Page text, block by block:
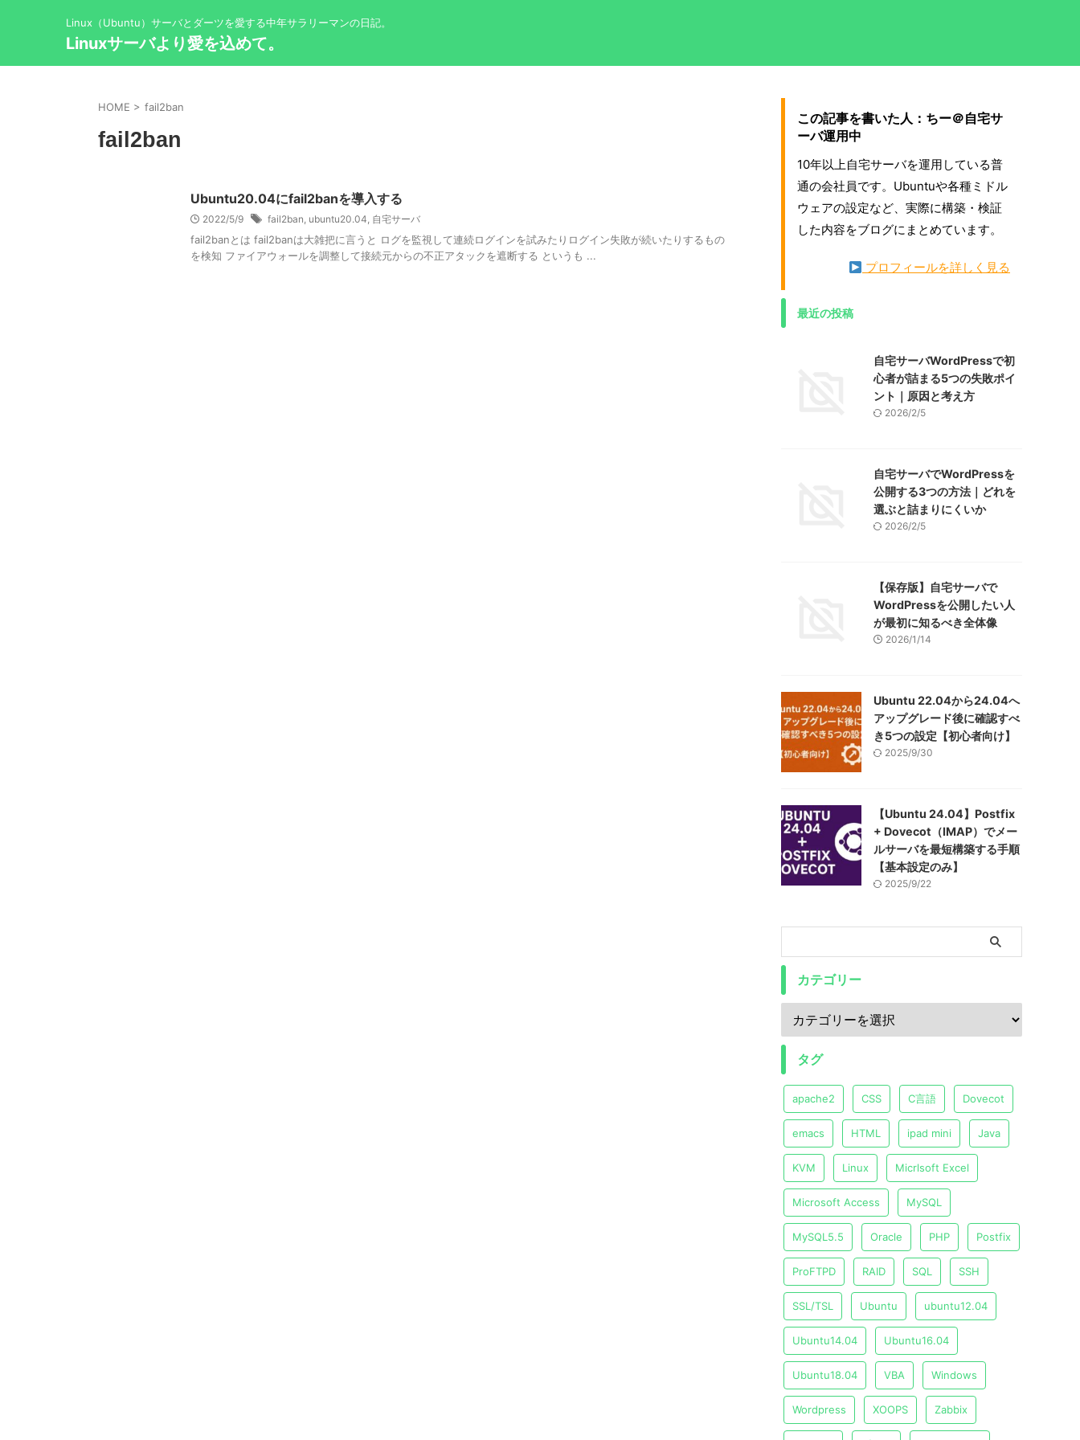
Linux（Ubuntu）サーバとダーツを愛する中年サラリーマンの日記。
Linuxサーバより愛を込めて。
HOME > fail2ban
fail2ban
Ubuntu20.04にfail2banを導入する
2022/5/9 fail2ban, ubuntu20.04, 自宅サーバ
fail2banとは fail2banは大雑把に言うと ログを監視して連続ログインを試みたりログイン失敗が続いたりするもの
を検知 ファイアウォールを調整して接続元からの不正アタックを遮断する というも ...
この記事を書いた人：ちー＠自宅サ
ーバ運用中
10年以上自宅サーバを運用している普
通の会社員です。Ubuntuや各種ミドル
ウェアの設定など、実際に構築・検証
した内容をブログにまとめています。
プロフィールを詳しく見る
最近の投稿
自宅サーバWordPressで初
心者が詰まる5つの失敗ポイ
ント｜原因と考え方
2026/2/5
自宅サーバでWordPressを
公開する3つの方法｜どれを
選ぶと詰まりにくいか
2026/2/5
【保存版】自宅サーバで
WordPressを公開したい人
が最初に知るべき全体像
2026/1/14
Ubuntu 22.04から24.04へ
アップグレード後に確認すべ
き5つの設定【初心者向け】
2025/9/30
【Ubuntu 24.04】Postfix
+ Dovecot（IMAP）でメー
ルサーバを最短構築する手順
【基本設定のみ】
2025/9/22
カテゴリー
タグ
apache2 CSS C言語 Dovecot
emacs HTML ipad mini Java
KVM Linux Micrlsoft Excel
Microsoft Access MySQL
MySQL5.5 Oracle PHP Postfix
ProFTPD RAID SQL SSH
SSL/TSL Ubuntu ubuntu12.04
Ubuntu14.04 Ubuntu16.04
Ubuntu18.04 VBA Windows
Wordpress XOOPS Zabbix